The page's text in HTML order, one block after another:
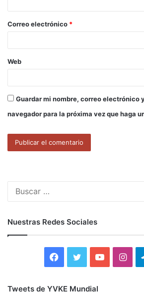
*
Correo electrónico *
Web
Guardar mi nombre, correo electrónico
navegador para la próxima vez que haga
Nuestras Redes Sociales
I
Tweets de YVKE Mundial